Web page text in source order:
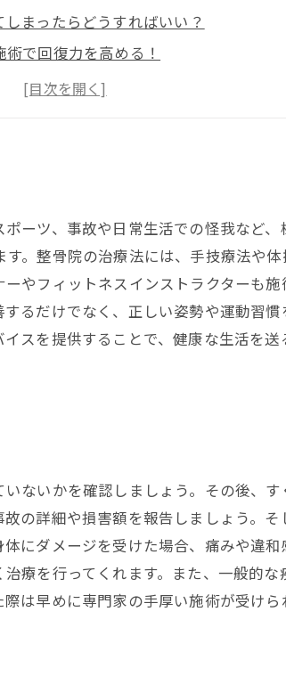
まったらどうすればいい？
で回復力を高める！
せた施術で的確なアプローチを行う！
ーツ、事故や日常生活での怪我など
。整骨院の治療法には、手技療法や
やフィットネスインストラクターも
るだけでなく、正しい姿勢や運動習
スを提供することで、健康な生活を
ないかを確認しましょう。その後、
の詳細や損害額を報告しましょう。
にダメージを受けた場合、痛みや違
療を行ってくれます。また、一般的
は早めに専門家の手厚い施術が受けら